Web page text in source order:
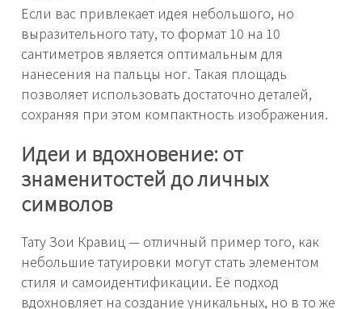
Если вас привлекает идея небольшого, но
выразительного тату, то формат 10 на 10
сантиметров является оптимальным для
нанесения на пальцы ног. Такая площадь
позволяет использовать достаточно деталей,
сохраняя при этом компактность изображения.
Идеи и вдохновение: от
знаменитостей до личных
символов
Тату Зои Кравиц — отличный пример того, как
небольшие татуировки могут стать элементом
стиля и самоидентификации. Её подход
вдохновляет на создание уникальных, но в то же